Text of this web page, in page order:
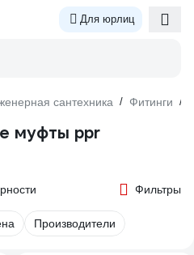
Для юрлиц
сантехника / Фитинги /
муфты ppr
Фильтры
Производители